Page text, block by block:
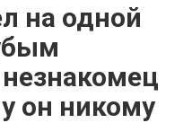
на одной
он никому